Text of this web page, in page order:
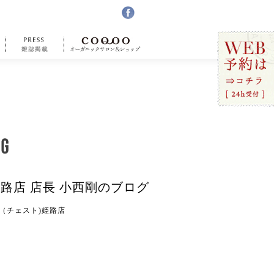
店 店長 小西剛のブログ
チェスト)姫路店